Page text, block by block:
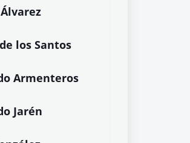
los Santos
Armenteros
Jarén